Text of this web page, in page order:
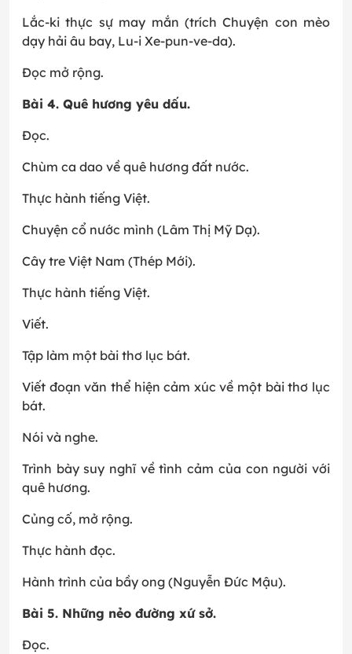
Lắc-ki thực sự may mắn (trích Chuyện con mèo
dạy hải âu bay, Lu-i Xe-pun-ve-da).
Đọc mở rộng.
Bài 4. Quê hương yêu dấu.
Đọc.
Chùm ca dao về quê hương đất nước.
Thực hành tiếng Việt.
Chuyện cổ nước mình (Lâm Thị Mỹ Dạ).
Cây tre Việt Nam (Thép Mới).
Thực hành tiếng Việt.
Viết.
Tập làm một bài thơ lục bát.
Viết đoạn văn thể hiện cảm xúc về một bài thơ lục
bát.
Nói và nghe.
Trình bày suy nghĩ về tình cảm của con người với
quê hương.
Củng cố, mở rộng.
Thực hành đọc.
Hành trình của bầy ong (Nguyễn Đức Mậu).
Bài 5. Những nẻo đường xứ sở.
Đọc.